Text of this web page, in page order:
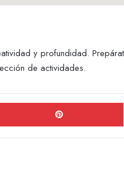
y profundidad.
de actividades.